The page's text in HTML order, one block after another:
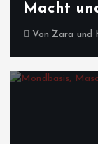
Macht
Von Zara und